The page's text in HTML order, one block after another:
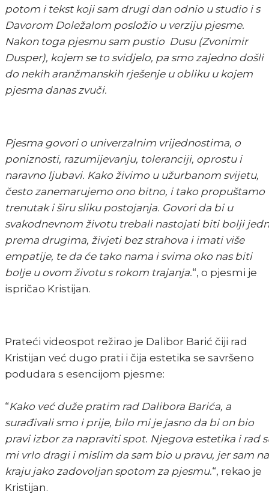
potom i tekst koji sam drugi dan odnio u studio i s
Davorom Doležalom posložio u verziju pjesme.
Nakon toga pjesmu sam pustio Dusu (Zvonimir
Dusper), kojem se to svidjelo, pa smo zajedno došli
do nekih aranžmanskih rješenje u obliku u kojem
pjesma danas zvuči.
Pjesma govori o univerzalnim vrijednostima, o
poniznosti, razumijevanju, toleranciji, oprostu i
naravno ljubavi. Kako živimo u užurbanom svijetu,
često zanemarujemo ono bitno, i tako propuštamo
trenutak i širu sliku postojanja. Govori da bi u
svakodnevnom životu trebali nastojati biti bolji
prema drugima, živjeti bez strahova i imati više
empatije, te da će tako nama i svima oko nas biti
bolje u ovom životu s rokom trajanja.“, o pjesmi je
ispričao Kristijan.
Prateći videospot režirao je Dalibor Barić čiji rad
Kristijan već dugo prati i čija estetika se savršeno
podudara s esencijom pjesme:
“Kako već duže pratim rad Dalibora Barića, a
surađivali smo i prije, bilo mi je jasno da bi on bio
pravi izbor za napraviti spot. Njegova estetika i rad
mi vrlo dragi i mislim da sam bio u pravu, jer sam na
kraju jako zadovoljan spotom za pjesmu.“, rekao je
Kristijan.